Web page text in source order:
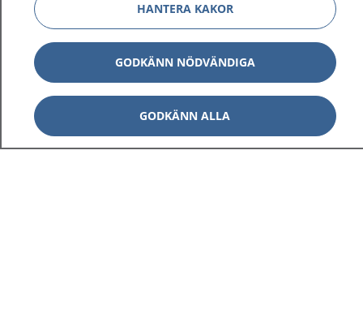
1177 på flera språk Visa
Om 1177 Visa
Kontakt Visa
HANTERA KAKOR
GODKÄNN NÖDVÄNDIGA
GODKÄNN ALLA